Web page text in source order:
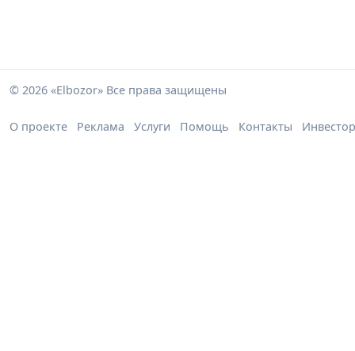
© 2026 «Elbozor» Все права защищены
О проекте Реклама Услуги Помощь Контакты